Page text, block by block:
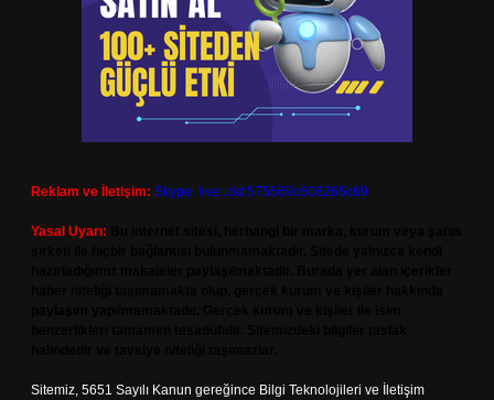
Reklam ve İletişim: Skype: live:.cid.575569c608265c69
Yasal Uyarı:
Sitemiz, 5651 Sayılı Kanun gereğince Bilgi Teknolojileri ve İletişim